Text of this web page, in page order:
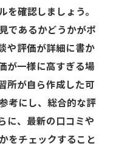
を確認しましょう。
であるかどうかがポ
や評価が詳細に書か
が一様に高すぎる場
所が自ら作成した可
考にし、総合的な評
に、最新の口コミや
をチェックすること